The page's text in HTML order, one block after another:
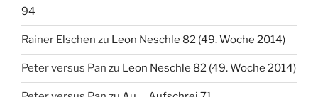
94
Rainer Elschen zu Leon Neschle 82 (49. Woche 2014)
Peter versus Pan zu Leon Neschle 82 (49. Woche 2014)